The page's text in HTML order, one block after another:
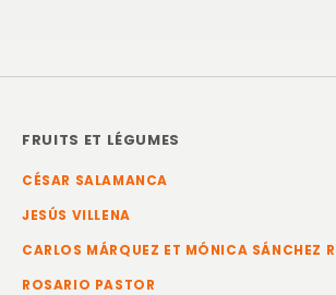
FRUITS ET LÉGUMES
CÉSAR SALAMANCA
JESÚS VILLENA
CARLOS MÁRQUEZ ET MÓNICA SÁNCHEZ
ROSARIO PASTOR